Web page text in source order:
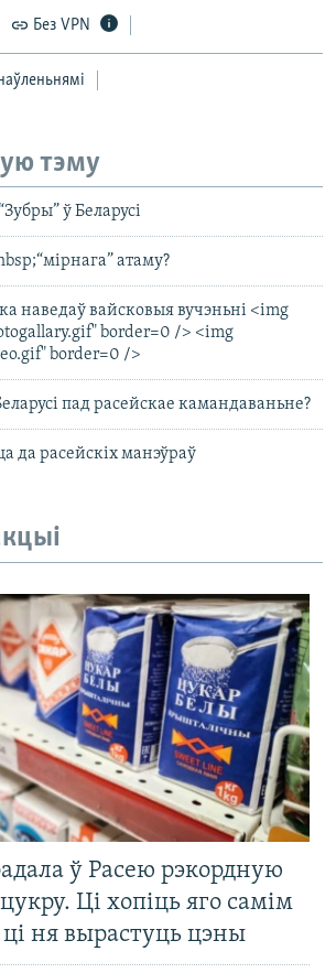
Без VPN
тэму
ў Беларусі
атаму?
наведаў вайсковыя вучэньні <img
border=0 /> <img
border=0 />
пад расейскае камандаваньне?
да расейскіх манэўраў
ў Расею рэкордную
Ці хопіць яго самім
ці ня вырастуць цэны